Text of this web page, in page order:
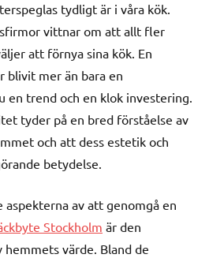
tydligt är i våra kök.
vittnar om att allt fler
att förnya sina kök. En
blivit mer än bara en
en trend och en klok investering.
tyder på en bred förståelse av
och att dess estetik och
betydelse.
aspekterna av att genomgå en
Stockholm är den
värde. Bland de